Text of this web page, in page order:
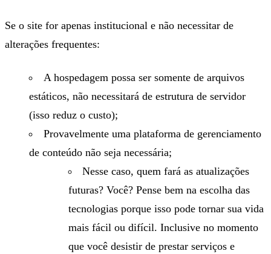
Se o site for apenas institucional e não necessitar de
alterações frequentes:
A hospedagem possa ser somente de arquivos
estáticos, não necessitará de estrutura de servidor
(isso reduz o custo);
Provavelmente uma plataforma de gerenciamento
de conteúdo não seja necessária;
Nesse caso, quem fará as atualizações
futuras? Você? Pense bem na escolha das
tecnologias porque isso pode tornar sua vida
mais fácil ou difícil. Inclusive no momento
que você desistir de prestar serviços e